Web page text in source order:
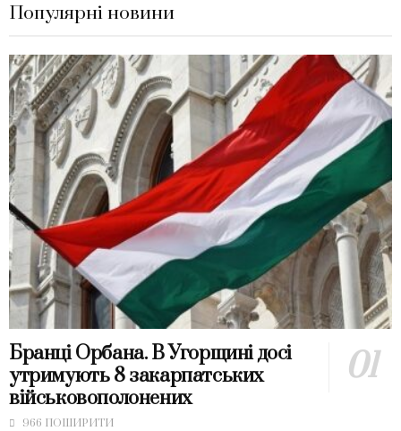
Популярні новини
Бранці Орбана. В Угорщині досі
утримують 8 закарпатських
військовополонених
966 ПОШИРИТИ